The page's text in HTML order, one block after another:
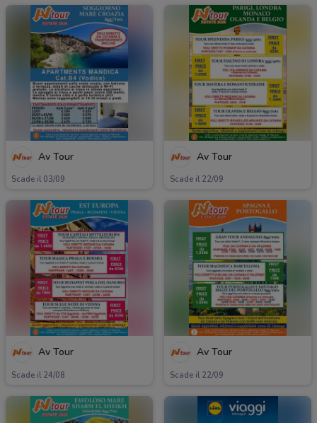
Av Tour
Scade il 03/09
Av Tour
Scade il 22/09
Av Tour
Scade il 24/08
Av Tour
Scade il 22/09